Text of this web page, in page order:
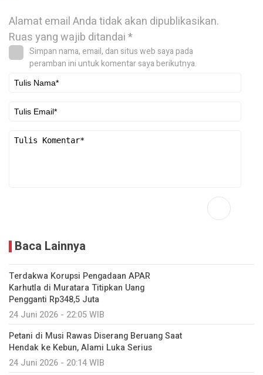
Alamat email Anda tidak akan dipublikasikan.
Ruas yang wajib ditandai*
Simpan nama, email, dan situs web saya pada
peramban ini untuk komentar saya berikutnya.
Baca Lainnya
Terdakwa Korupsi Pengadaan APAR
Karhutla di Muratara Titipkan Uang
Pengganti Rp348,5 Juta
24 Juni 2026 - 22:05 WIB
Petani di Musi Rawas Diserang Beruang Saat
Hendak ke Kebun, Alami Luka Serius
24 Juni 2026 - 20:14 WIB